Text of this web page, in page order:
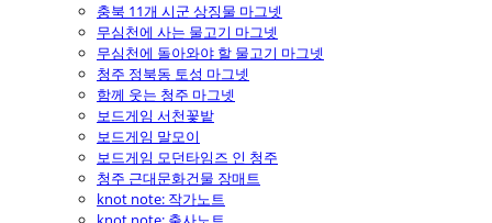
충북 11개 시군 상징물 마그넷
무심천에 사는 물고기 마그넷
무심천에 돌아와야 할 물고기 마그넷
청주 정북동 토성 마그넷
함께 웃는 청주 마그넷
보드게임 서천꽃밭
보드게임 말모이
보드게임 모던타임즈 인 청주
청주 근대문화건물 장매트
knot note: 작가노트